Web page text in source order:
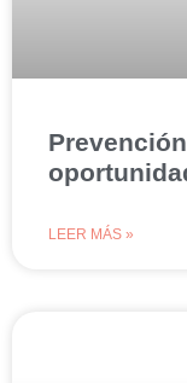
LEER MÁS »